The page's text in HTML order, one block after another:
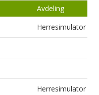
Avdeling
Herresimulator
Herresimulator